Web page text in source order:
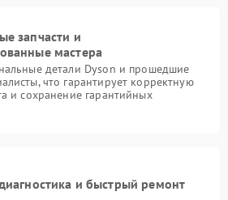
запчасти и
мастера
детали Dyson и прошедшие
что гарантирует корректную
и сохранение гарантийных
и быстрый ремонт